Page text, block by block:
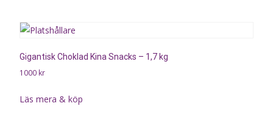
Gigantisk Choklad Kina Snacks – 1,7 kg
1000 kr
Läs mera & köp